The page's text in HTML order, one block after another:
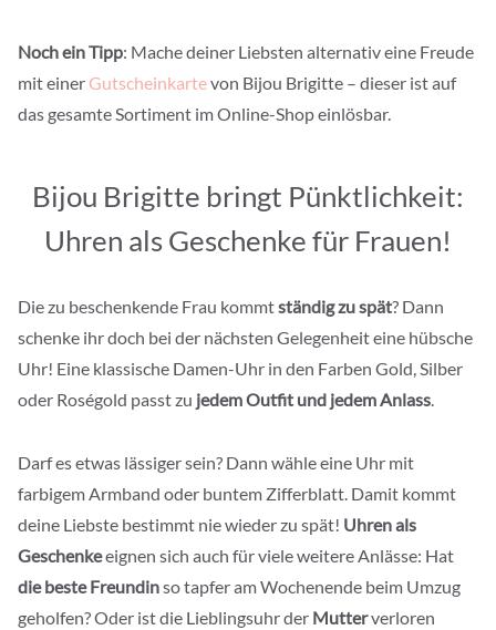
Noch ein Tipp: Mache deiner Liebsten alternativ eine Freude
mit einer Gutscheinkartevon Bijou Brigitte – dieser ist auf
das gesamte Sortiment im Online-Shop einlösbar.
Bijou Brigitte bringt Pünktlichkeit:
Uhren als Geschenke für Frauen!
Die zu beschenkende Frau kommtständig zu spät? Dann
schenke ihr doch bei der nächsten Gelegenheit eine hübsche
Uhr! Eine klassische Damen-Uhr in den Farben Gold, Silber
oder Roségold passt zu jedem Outfit und jedem Anlass.
Darf es etwas lässiger sein? Dann wähle eine Uhr mit
farbigem Armband oder buntem Zifferblatt. Damit kommt
deine Liebste bestimmt nie wieder zu spät! Uhren als
Geschenkeeignen sich auch für viele weitere Anlässe: Hat
die beste Freundinso tapfer am Wochenende beim Umzug
geholfen? Oder ist die Lieblingsuhr der Mutterverloren